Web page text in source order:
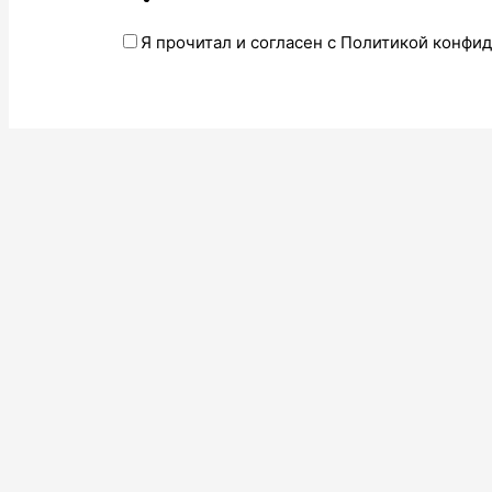
Я прочитал и согласен с Политикой